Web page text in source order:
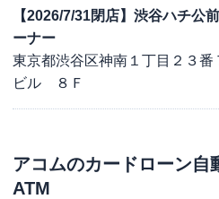
【2026/7/31閉店】渋谷ハチ公
ーナー
東京都渋谷区神南１丁目２３
ビル ８Ｆ
アコムのカードローン自
ATM